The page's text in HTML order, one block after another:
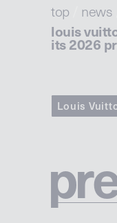
top news
louis
its 2026
Louis
pr